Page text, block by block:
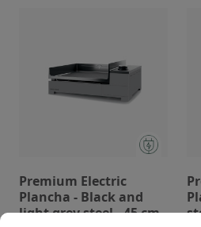
Premium Electric
Plancha - Black and
light grey steel - 45 cm